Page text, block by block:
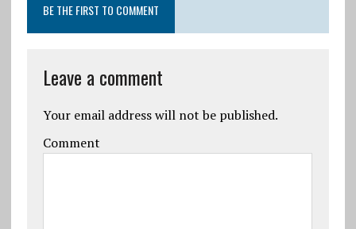
BE THE FIRST TO COMMENT
Leave a comment
Your email address will not be published.
Comment